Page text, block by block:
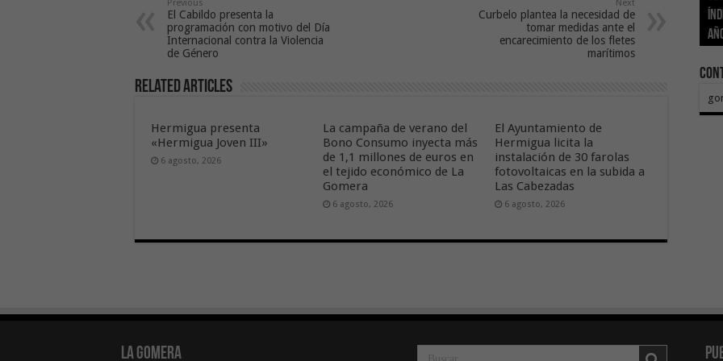
Previous
El Cabildo presenta la
programación con motivo del Día
Internacional contra la Violencia
de Género
Next
Curbelo plantea la necesidad de
tomar medidas ante el
encarecimiento de los fletes
marítimos
Related Articles
Hermigua presenta
«Hermigua Joven III»
6 agosto, 2026
La campaña de verano del
Bono Consumo inyecta más
de 1,1 millones de euros en
el tejido económico de La
Gomera
6 agosto, 2026
El Ayuntamiento de
Hermigua licita la
instalación de 30 farolas
fotovoltaicas en la subida a
Las Cabezadas
6 agosto, 2026
El
La Gomera